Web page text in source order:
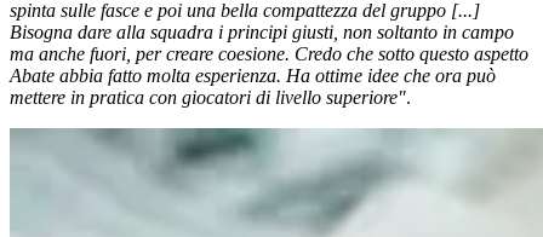
spinta sulle fasce e poi una bella compattezza del gruppo [...]
Bisogna dare alla squadra i principi giusti, non soltanto in campo
ma anche fuori, per creare coesione. Credo che sotto questo aspetto
Abate abbia fatto molta esperienza. Ha ottime idee che ora può
mettere in pratica con giocatori di livello superiore".